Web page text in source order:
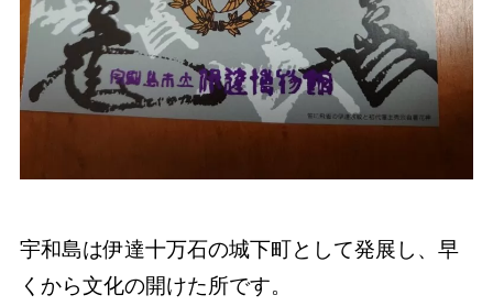
宇和島は伊達十万石の城下町として発展し、早
くから文化の開けた所です。